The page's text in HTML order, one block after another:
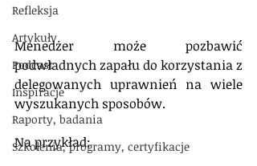
Refleksja
Artykuły
Podcast
Inspiracje
Raporty, badania
Szkolenia, programy, certyfikacje
Menedżer może pozbawić
podwładnych zapału do korzystania z
delegowanych uprawnień na wiele
wyszukanych sposobów.
Na przykład: